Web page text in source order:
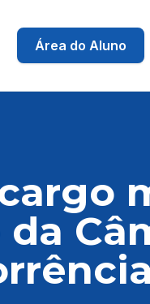
Área do Aluno